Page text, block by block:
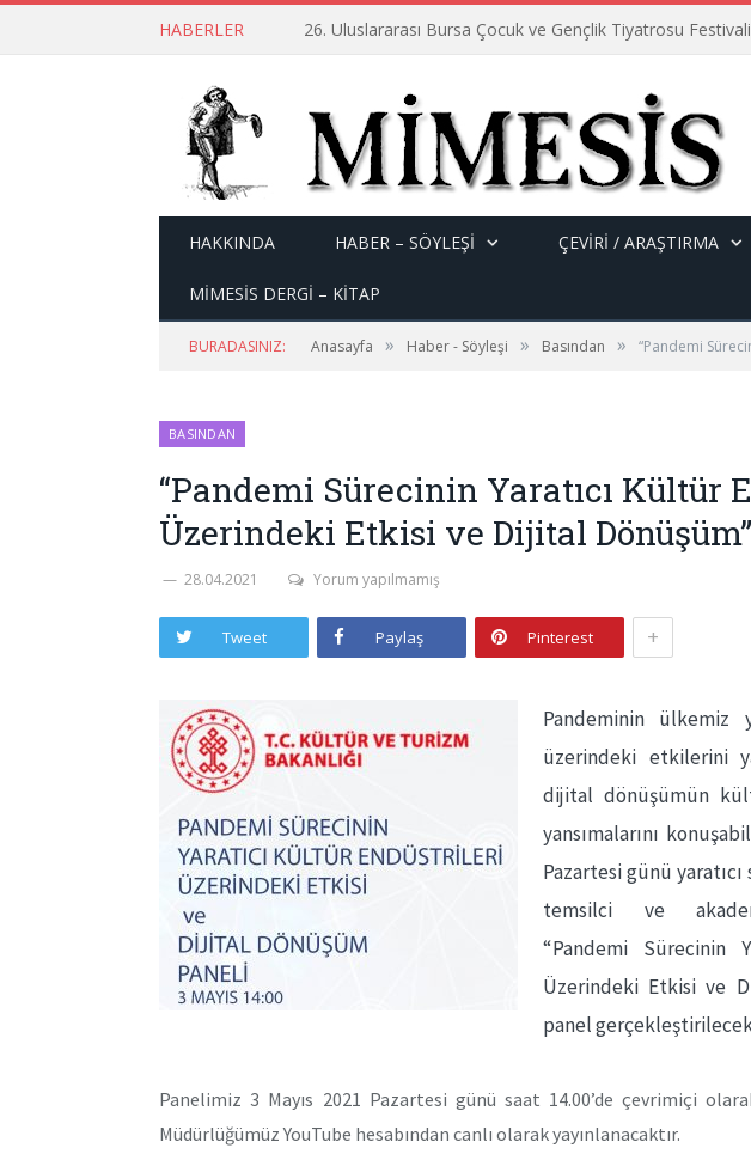
HABERLER 26. Uluslararası Bursa Çocuk ve Gençlik Tiyatrosu Festivali
HAKKINDA HABER – SÖYLEŞI ÇEVİRİ / ARAŞTIRMA
MİMESİS DERGİ – KİTAP
BURADASINIZ: Anasayfa » Haber - Söyleşi » Basından » “Pandemi
BASINDAN
“Pandemi Sürecinin Yaratıcı Kültür
Üzerindeki Etkisi ve Dijital
28.04.2021 Yorum yapılmamış
Tweet Paylaş Pinterest +
Pandeminin ülkemiz
üzerindeki etkilerini
dijital dönüşümün
yansımalarını
Pazartesi günü
temsilci ve
“Pandemi Sürecinin
Üzerindeki Etkisi ve
panel
Panelimiz 3 Mayıs 2021 Pazartesi günü saat 14.00’de çevrimiçi
Müdürlüğümüz YouTube hesabından canlı olarak yayınlanacaktır.